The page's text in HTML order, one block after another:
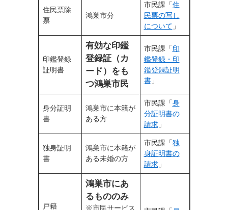
住民票除
票
鴻巣市分
市民課「住
民票の写し
について 」
印鑑登録
証明書
有効な印鑑
登録証（カ
ード）をも
つ鴻巣市民
市民課「印
鑑登録・印
鑑登録証明
書」
身分証明
書
鴻巣市に本籍が
ある方
市民課「身
分証明書の
請求」
独身証明
書
鴻巣市に本籍が
ある未婚の方
市民課「独
身証明書の
請求」
戸籍
鴻巣市にあ
るもののみ
※市民サービス